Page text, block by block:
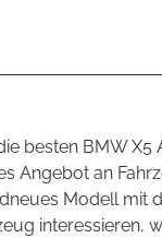
besten BMW
Angebot an
Modell mit
interessieren,